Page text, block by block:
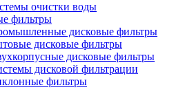
очистки воды
фильтры
дисковые фильтры
дисковые фильтры
дисковые фильтры
дисковой фильтрации
фильтры